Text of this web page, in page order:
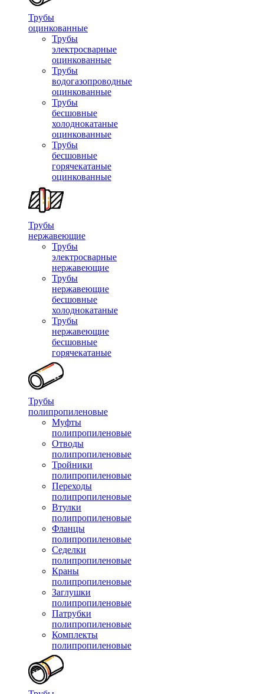
Трубы
оцинкованные
Трубы
электросварные
оцинкованные
Трубы
водогазопроводные
оцинкованные
Трубы
бесшовные
холоднокатаные
оцинкованные
Трубы
бесшовные
горячекатаные
оцинкованные
Трубы
нержавеющие
Трубы
электросварные
нержавеющие
Трубы
нержавеющие
бесшовные
холоднокатаные
Трубы
нержавеющие
бесшовные
горячекатаные
Трубы
полипропиленовые
Муфты
полипропиленовые
Отводы
полипропиленовые
Тройники
полипропиленовые
Переходы
полипропиленовые
Втулки
полипропиленовые
Фланцы
полипропиленовые
Седелки
полипропиленовые
Краны
полипропиленовые
Заглушки
полипропиленовые
Патрубки
полипропиленовые
Комплекты
полипропиленовые